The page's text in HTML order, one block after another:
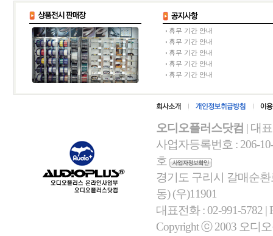
휴무 기간 안내
휴무 기간 안내
휴무 기간 안내
휴무 기간 안내
휴무 기간 안내
오디오플러스닷컴 | 대
사업자등록번호 : 206-
호
경기도 구리시 갈매순
동) (우)11901
대표전화 : 02-991-5782 |
Copyright ⓒ 2003 오디오